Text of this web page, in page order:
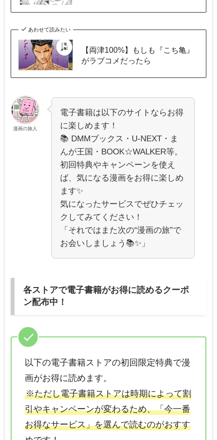
あわせて読みたい
【両津100%】もしも『こち亀』
がラブコメだったら
漫画の旅人
電子書籍は以下のサイトならお得
に楽しめます！
📚 DMMブックス・U-NEXT・ま
んが王国・BOOK☆WALKER等。
初回特典やキャンペーンを使え
ば、気になる漫画をお得に楽しめ
ます✨
気になったサービスでぜひチェッ
クしてみてください！
「それではまた次の“漫画の旅”で
お会いしましょう📚✨」
各ストアで電子書籍がお得に読めるクーポ
ン配布中！
以下の電子書籍ストアの初回限定特典で漫
画がお得に読めます。
※ただし電子書籍ストアは時期によって割
引やキャンペーンが変わるため、「今一番
お得なサービス」を選んで読むのがおすす